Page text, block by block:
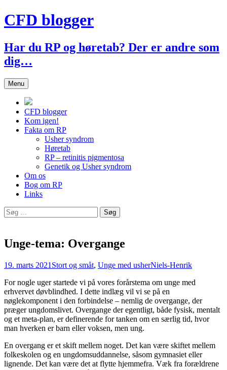
Hop
til
CFD blogger
Har du RP og høretab? Der er andre som
dig…
Menu
CFD blogger
Kom igen!
Fakta om RP
Usher syndrom
Høretab
RP – retinitis pigmentosa
Genetik og Usher syndrom
Om os
Bog om RP
Links
Søg
efter:
Unge-tema: Overgange
19. marts 2021 Stort og småt, Unge med usherNiels-Henrik
For nogle uger startede vi på vores forårstema om unge med
erhvervet døvblindhed. I dette indlæg vil vi se på en
nøglekomponent i den forbindelse – nemlig de overgange, der
præger ungdomslivet. Overgange der egentligt, både fysisk, mentalt
og et meta-plan, er definerende for tanken om en særlig tid, hvor
man hverken er barn eller voksen, men ung.
En overgang er et skift mellem noget. Det kan være skiftet mellem
folkeskolen og en ungdomsuddannelse, såsom gymnasiet eller
lignende. Det kan være det at flytte hjemmefra. Væk fra forældrene